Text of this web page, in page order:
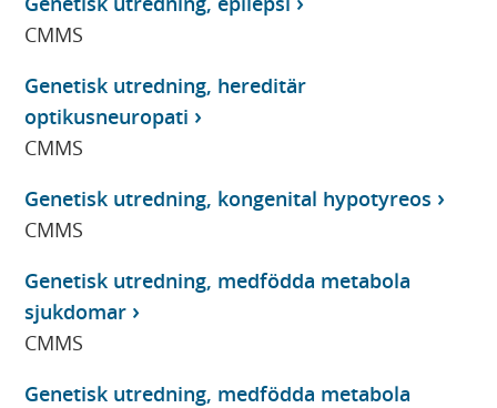
CMMS
Genetisk utredning, hereditär
optikusneuropati
CMMS
Genetisk utredning, kongenital hypotyreos
CMMS
Genetisk utredning, medfödda metabola
sjukdomar
CMMS
Genetisk utredning, medfödda metabola